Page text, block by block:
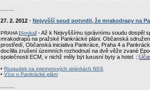
27. 2. 2012 - Nejvyšší soud potvrdil, že mrakodrapy na
PRAHA [Arnika] - Až k Nejvyššímu správnímu soudu dospěl
mrakodrapů na pražské Pankrácké pláni. Občanská
prostředí, Občanská iniciativa Pankráce, Praha 4 a
docílila zrušení územních rozhodnutí na dvě věže zvané
společnosti ECM, v nichž měly být luxusní byty a hotel. ::
• Rozsudek na internetových stránkách NSS
• Více o Pankrácké pláni